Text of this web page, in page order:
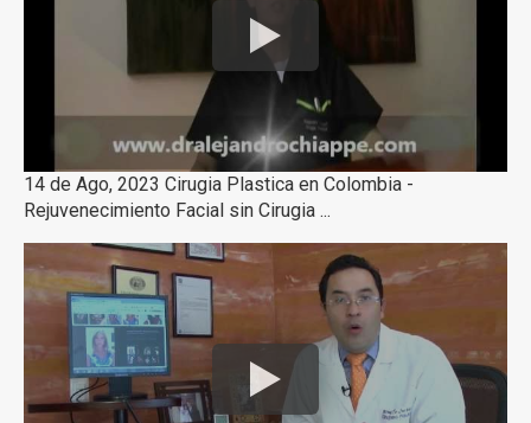
14 de Ago, 2023 Cirugia Plastica en Colombia -
Rejuvenecimiento Facial sin Cirugia ...